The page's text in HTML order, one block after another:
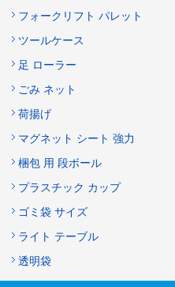
フォークリフト パレット
ツールケース
足 ローラー
ごみ ネット
荷揚げ
マグネット シート 強力
梱包 用 段ボール
プラスチック カップ
ゴミ袋 サイズ
ライト テーブル
透明袋